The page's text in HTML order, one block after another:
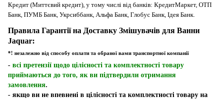
Кредит (Миттєвий кредит), у тому числі від банків: КредитМаркет, ОТП
Банк, ПУМБ Банк, Укрсиббанк, Альфа Банк, Глобус Банк, Ідея Банк.
Правила Гарантії на Доставку Змішувачів для Ванни
Jaquar:
*! незалежно від способу оплати та обраної вами транспортної компанії
- всі претензії щодо цілісності та комплектності товару
приймаються до того, як ви підтвердили отримання
замовлення.
- якщо ви не впевнені в цілісності та комплектності товару на